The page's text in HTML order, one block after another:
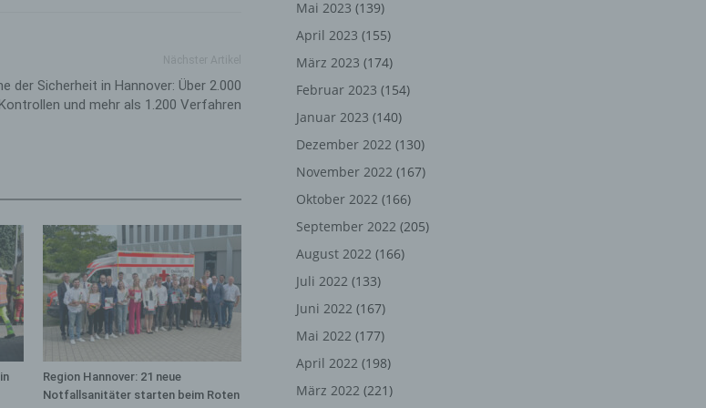
der Sicherheit in Hannover: Über 2.000
Kontrollen und mehr als 1.200 Verfahren
Region Hannover: 21 neue
Notfallsanitäter starten beim Roten
Mai 2023 (139)
April 2023 (155)
März 2023 (174)
Februar 2023 (154)
Januar 2023 (140)
Dezember 2022 (130)
November 2022 (167)
Oktober 2022 (166)
September 2022 (205)
August 2022 (166)
Juli 2022 (133)
Juni 2022 (167)
Mai 2022 (177)
April 2022 (198)
März 2022 (221)
insbesondere, um Aspekte bezüglich Arbeitsleistung,
Aufenthaltsort oder Ortswechsel dieser natürlichen
die Verarbeitung personenbezogener Daten in einer
technischen und organisatorischen Maßnahmen
dass die personenbezogenen Daten nicht einer
natürlichen Person zugewiesen werden.
oder für die Verarbeitung
die Verarbeitung Verantwortlicher ist die natürliche
Behörde, Einrichtung oder andere Stelle, die allein oder
über die Zwecke und Mittel der Verarbeitung von
entscheidet. Sind die Zwecke und Mittel dieser
Unionsrecht oder das Recht der Mitgliedstaaten